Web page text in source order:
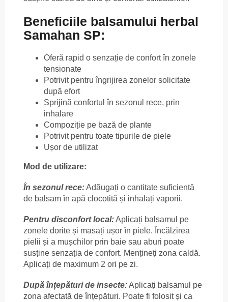
Beneficiile balsamului herbal
Samahan SP:
Oferă rapid o senzație de confort în zonele
tensionate
Potrivit pentru îngrijirea zonelor solicitate
după efort
Sprijină confortul în sezonul rece, prin
inhalare
Compoziție pe bază de plante
Potrivit pentru toate tipurile de piele
Ușor de utilizat
Mod de utilizare:
În sezonul rece:Adăugați o cantitate suficientă
de balsam în apă clocotită și inhalați vaporii.
Pentru disconfort local:Aplicați balsamul pe
zonele dorite și masați ușor în piele. Încălzirea
pielii și a mușchilor prin baie sau aburi poate
susține senzația de confort. Mențineți zona caldă.
Aplicați de maximum 2 ori pe zi.
După înțepături de insecte:Aplicați balsamul pe
zona afectată de înțepături. Poate fi folosit și ca